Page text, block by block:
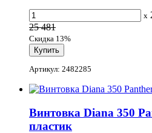
x
25 481
Скидка 13%
Артикул: 2482285
Винтовка Diana 350
пластик